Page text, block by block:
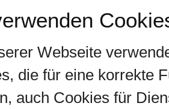
Webseite
die für eine korrekte
auch Cookies für